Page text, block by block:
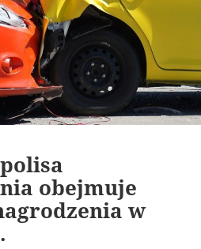
obejmuje
w